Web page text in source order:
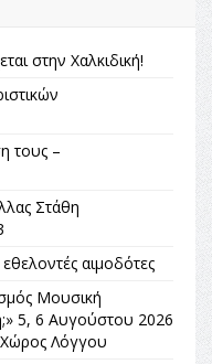
στην Χαλκιδική!
τους –
Στάθη
αιμοδότες
Μουσική
5, 6 Αυγούστου 2026
Λόγγου